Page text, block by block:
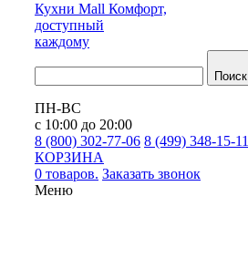
Кухни Mall Комфорт,
доступный
каждому
Поиск
ПН-ВС
с 10:00 до 20:00
8 (800) 302-77-06 8 (499) 348-15-11
КОРЗИНА
0 товаров. Заказать звонок
Меню